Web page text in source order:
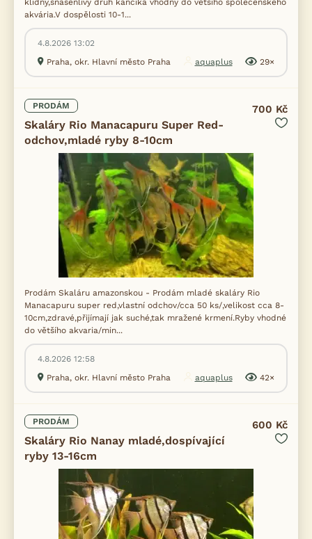
klidný,snášenlivý druh kančíka vhodný do většího společenského
akvária.V dospělosti 10-1...
4.8.2026 13:02
Praha, okr. Hlavní město Praha
aquaplus 29×
PRODÁM
Skaláry Rio Manacapuru Super Red-
odchov,mladé ryby 8-10cm
700 Kč
Prodám Skaláru amazonskou - Prodám mladé skaláry Rio
Manacapuru super red,vlastní odchov/cca 50 ks/,velikost cca 8-
10cm,zdravé,přijímají jak suché,tak mražené krmení.Ryby vhodné
do většího akvaria/min...
4.8.2026 12:58
Praha, okr. Hlavní město Praha
aquaplus 42×
PRODÁM
Skaláry Rio Nanay mladé,dospívající
ryby 13-16cm
600 Kč